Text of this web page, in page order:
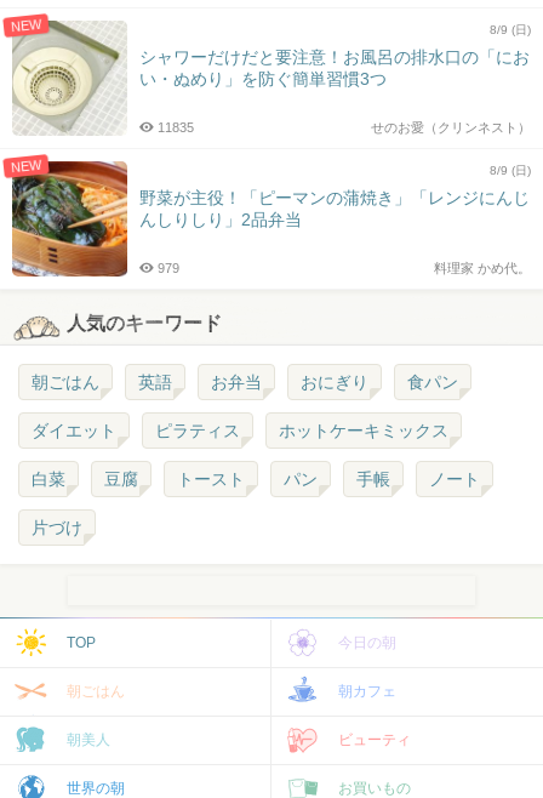
NEW 8/9 (日)
シャワーだけだと要注意！お風呂の排水口の「にお
い・ぬめり」を防ぐ簡単習慣3つ
せのお愛（クリンネスト）
11835
NEW 8/9 (日)
野菜が主役！「ピーマンの蒲焼き」「レンジにんじ
んしりしり」2品弁当
料理家 かめ代。
979
人気のキーワード
朝ごはん 英語 お弁当 おにぎり 食パン
ダイエット ピラティス ホットケーキミックス
白菜 豆腐 トースト パン 手帳 ノート
片づけ
TOP 今日の朝
朝ごはん 朝カフェ
朝美人 ビューティ
世界の朝 お買いもの